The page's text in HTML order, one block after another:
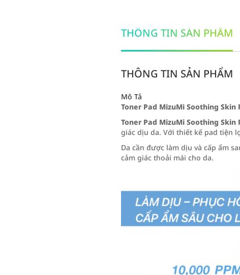
THÔNG TIN SẢN PHẨM
THÔNG TIN SẢN PHẨM
Mô Tả
Toner Pad MizuMi Soothing
Toner Pad MizuMi Soothing
giác dịu da. Với thiết kế pad tiện
Da cần được làm dịu và cấp ẩm
cảm giác thoải mái cho da.